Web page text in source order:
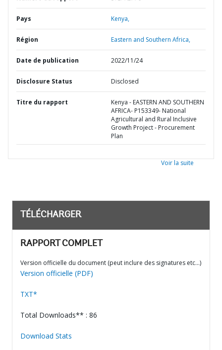
Pays Kenya,
Région Eastern and Southern Africa,
Date de publication 2022/11/24
Disclosure Status Disclosed
Titre du rapport
Kenya - EASTERN AND SOUTHERN
AFRICA- P153349- National
Agricultural and Rural Inclusive
Growth Project - Procurement
Plan
Voir la suite
TÉLÉCHARGER
RAPPORT COMPLET
Version officielle du document (peut inclure des signatures etc…)
Version officielle (PDF)
TXT*
Total Downloads** : 86
Download Stats